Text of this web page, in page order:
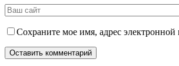
Сохраните мое имя, адрес